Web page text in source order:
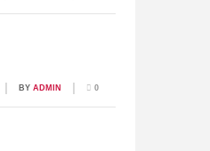
BY ADMIN 0